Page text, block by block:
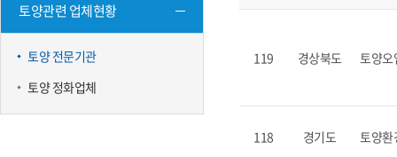
토양관련 업체현황
토양 전문기관
토양 정화업체
119 경상북도 토양오
118 경기도 토양환